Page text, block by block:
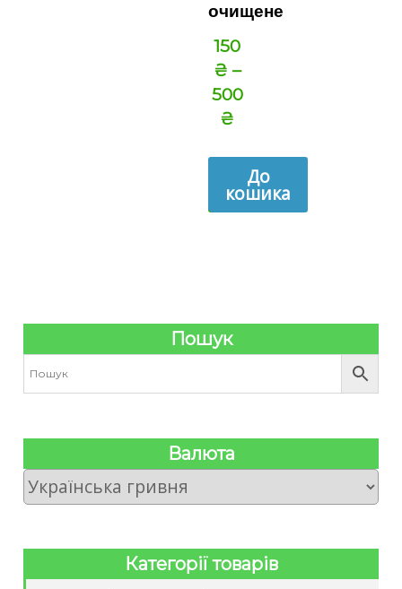
очищене
150
₴ –
500
₴
До
кошика
Пошук
Валюта
Категорії товарів